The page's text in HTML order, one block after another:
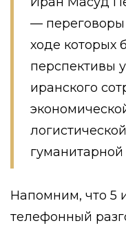
—
ходе которых
перспективы
иранского
гуманитарной
Напомним, что 5
телефонный